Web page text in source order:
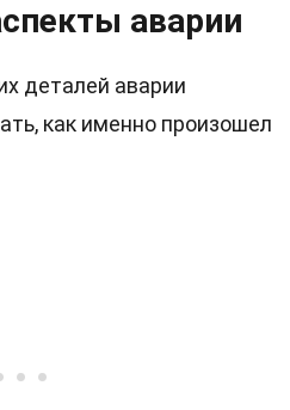
аварии
деталей аварии
как именно произошел